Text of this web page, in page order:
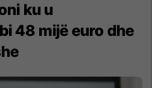
ku u
48 mijë euro dhe